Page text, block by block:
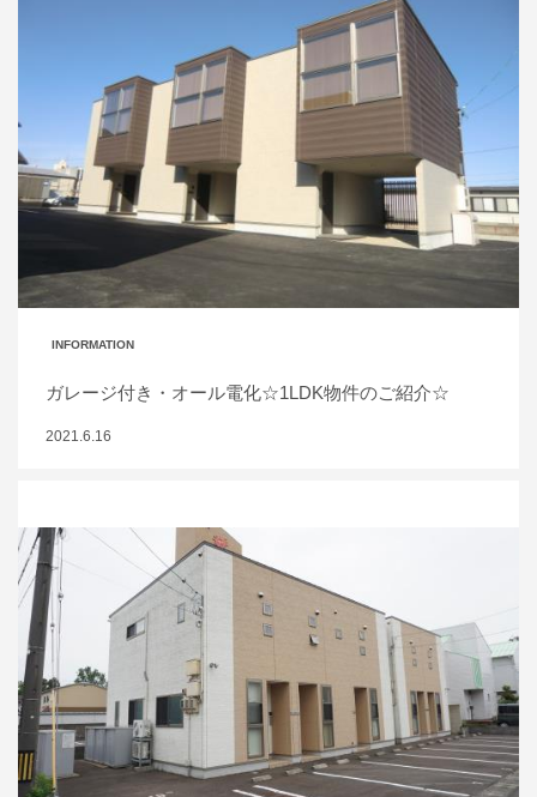
INFORMATION
ガレージ付き・オール電化☆1LDK物件のご紹介☆
2021.6.16